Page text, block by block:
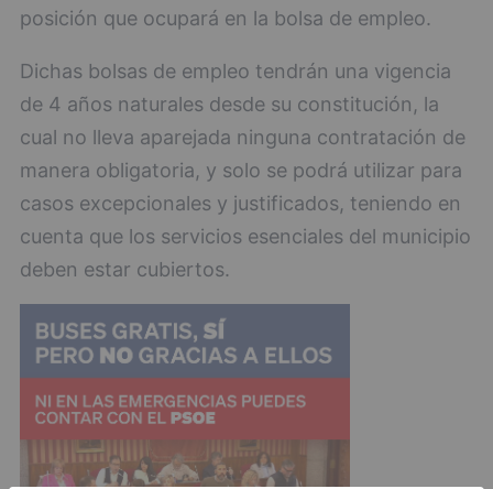
posición que ocupará en la bolsa de empleo.
Dichas bolsas de empleo tendrán una vigencia
de 4 años naturales desde su constitución, la
cual no lleva aparejada ninguna contratación de
manera obligatoria, y solo se podrá utilizar para
casos excepcionales y justificados, teniendo en
cuenta que los servicios esenciales del municipio
deben estar cubiertos.